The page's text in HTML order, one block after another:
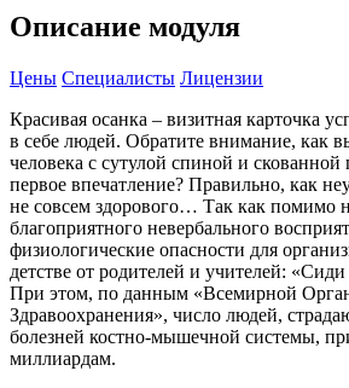
Описание модуля
Цены Специалисты Лицензии
Красивая осанка – визитная карточка
в себе людей. Обратите внимание, как
человека с сутулой спиной и
первое впечатление? Правильно, как
не совсем здорового… Так как помимо
благоприятного невербального
физиологические опасности для
детстве от родителей и учителей:
При этом, по данным «Всемирной
Здравоохранения», число людей,
болезней костно-мышечной системы,
миллиардам.